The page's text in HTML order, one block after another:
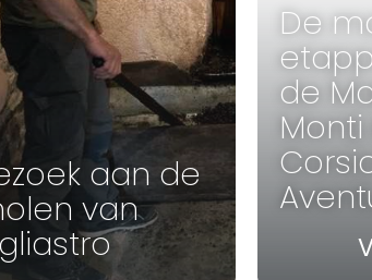
aan de
van
De
de